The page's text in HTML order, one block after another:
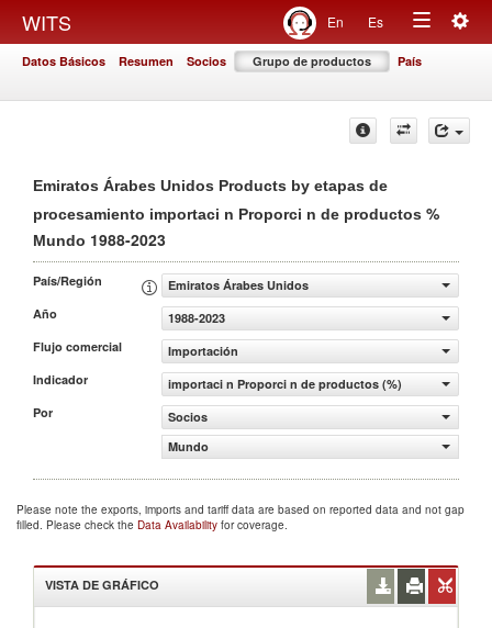
WITS En Es
Toggle
Datos Básicos Resumen Socios Grupo de productos País
Emiratos Árabes Unidos Products by etapas de
procesamiento importaci n Proporci n de productos %
Mundo 1988-2023
País/Región
Emiratos Árabes Unidos
Año
1988-2023
Flujo comercial
Importación
Indicador
importaci n Proporci n de productos (%)
Por
Socios
Mundo
Please note the exports, imports and tariff data are based on reported data and not gap
filled. Please check the Data Availability for coverage.
VISTA DE GRÁFICO